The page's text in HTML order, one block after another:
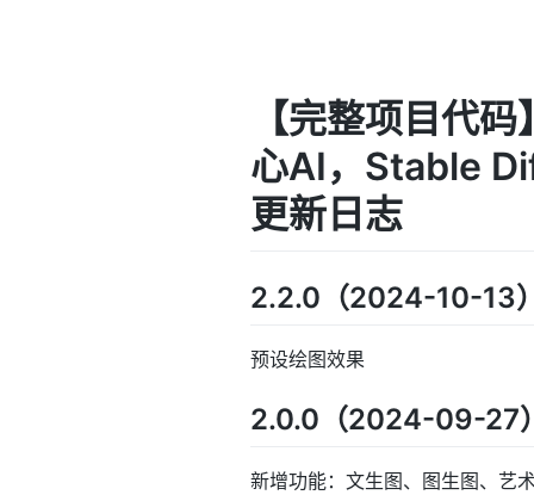
【完整项目代
心AI，Stable
更新日志
2.2.0（2024-10-13
预设绘图效果
2.0.0（2024-09-27
新增功能：文生图、图生图、艺